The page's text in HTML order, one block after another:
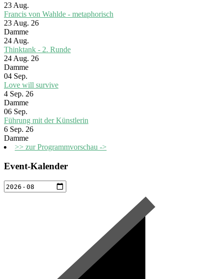
23 Aug.
Francis von Wahlde - metaphorisch
23 Aug. 26
Damme
24 Aug.
Thinktank - 2. Runde
24 Aug. 26
Damme
04 Sep.
Love will survive
4 Sep. 26
Damme
06 Sep.
Führung mit der Künstlerin
6 Sep. 26
Damme
>> zur Programmvorschau ->
Event-Kalender